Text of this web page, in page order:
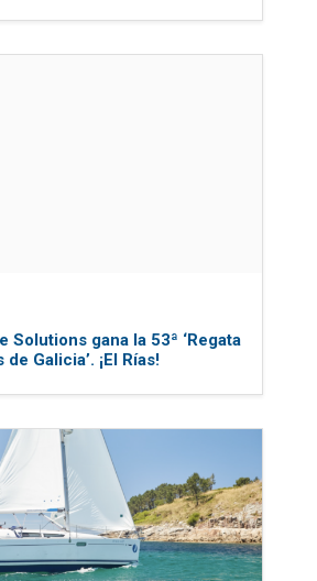
Solutions gana la 53ª ‘Regata
Galicia’. ¡El Rías!